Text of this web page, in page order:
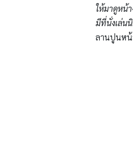
ให้มาดูหน้
มีที่นั่งเล่น
ลานปูนห